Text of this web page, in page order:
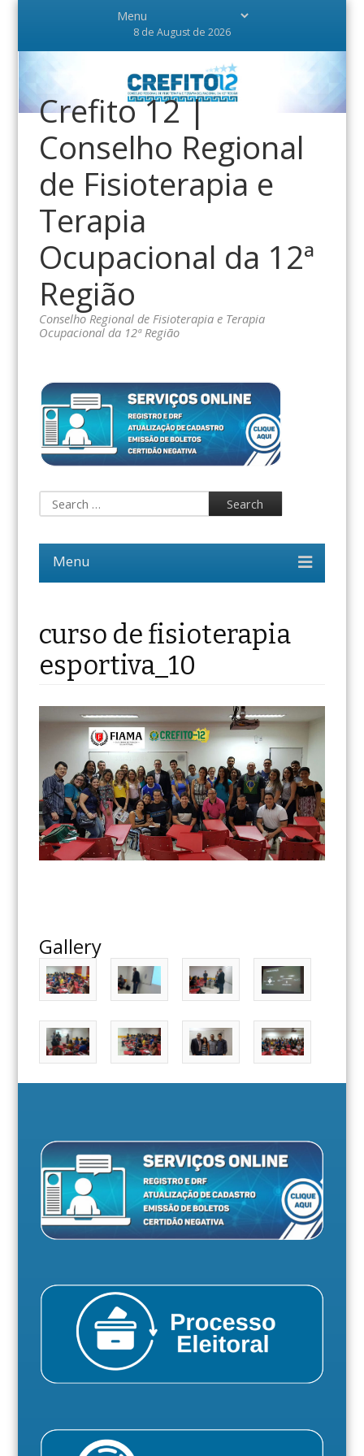
8 de August de 2026
Crefito 12 |
Conselho Regional
de Fisioterapia e
Terapia
Ocupacional da 12ª
Região
Conselho Regional de Fisioterapia e Terapia
Ocupacional da 12ª Região
curso de fisioterapia
esportiva_10
Gallery